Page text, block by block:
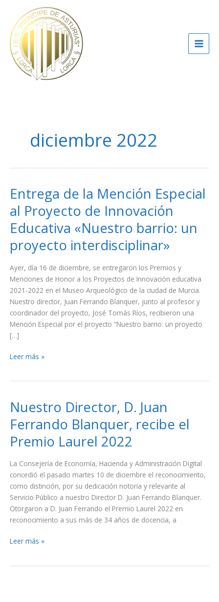
contenido
diciembre 2022
Entrega de la Mención Especial
al Proyecto de Innovación
Educativa «Nuestro barrio: un
proyecto interdisciplinar»
Ayer, día 16 de diciembre, se entregaron los Premios y
Menciones de Honor a los Proyectos de Innovación educativa
2021-2022 en el Museo Arqueológico de la ciudad de Murcia.
Nuestro director, Juan Ferrando Blanquer, junto al profesor y
coordinador del proyecto, José Tomás Ríos, recibieron una
Mención Especial por el proyecto “Nuestro barrio: un proyecto
[…]
Entrega
de
la
Mención
Especial
al
de
Innovación
Educativa
«Nuestro
barrio:
un
proyecto
Leer más »
Nuestro Director, D. Juan
Ferrando Blanquer, recibe el
Premio Laurel 2022
La Consejería de Economía, Hacienda y Administración Digital
concedió el pasado martes 10 de diciembre el reconocimiento,
como distinción, por su dedicación notoria y relevante al
Servicio Público a nuestro Director D. Juan Ferrando Blanquer.
Otorgaron a D. Juan Ferrando el Premio Laurel 2022 en
reconocimiento a sus más de 34 años de docencia, a
Nuestro
Director,
D.
Juan
Ferrando
Blanquer,
Premio
Laurel
2022
Leer más »